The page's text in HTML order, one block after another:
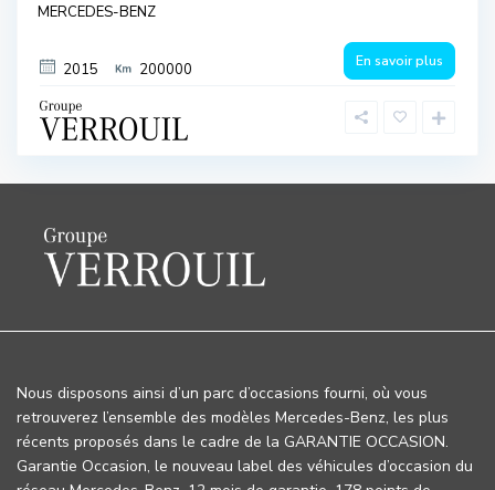
MERCEDES-BENZ
2015 200000 En savoir plus
Nous disposons ainsi d’un parc d’occasions fourni, où vous
retrouverez l’ensemble des modèles Mercedes-Benz, les plus
récents proposés dans le cadre de la GARANTIE OCCASION.
Garantie Occasion, le nouveau label des véhicules d’occasion du